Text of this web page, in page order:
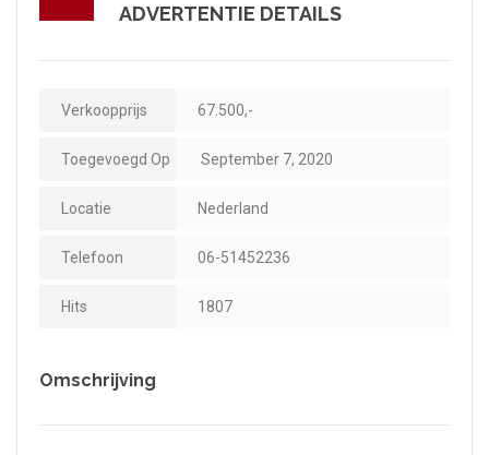
ADVERTENTIE DETAILS
Verkoopprijs 67.500,-
Toegevoegd Op September 7, 2020
Locatie Nederland
Telefoon 06-51452236
Hits 1807
Omschrijving